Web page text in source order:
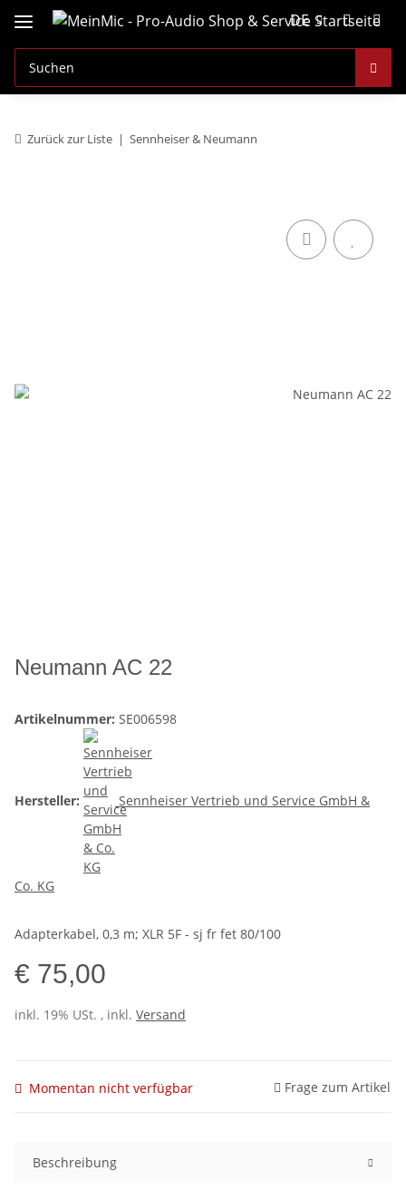
DE
Zurück zur Liste Sennheiser & Neumann
Neumann AC 22
Artikelnummer: SE006598
Hersteller: Sennheiser Vertrieb und Service GmbH &
Co. KG
Adapterkabel, 0,3 m; XLR 5F - sj fr fet 80/100
€ 75,00
inkl. 19% USt. , inkl. Versand
Momentan nicht verfügbar Frage zum Artikel
Beschreibung